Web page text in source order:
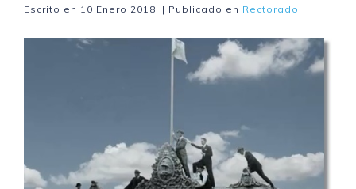
Escrito en 10 Enero 2018. | Publicado en Rectorado